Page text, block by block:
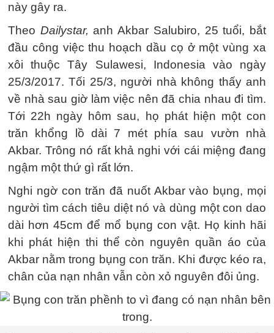
này gây ra.
Theo Dailystar, anh Akbar Salubiro, 25 tuổi, bắt
đầu công việc thu hoạch dầu cọ ở một vùng xa
xôi thuộc Tây Sulawesi, Indonesia vào ngày
25/3/2017. Tối 25/3, người nhà không thấy anh
về nhà sau giờ làm việc nên đã chia nhau đi tìm.
Tới 22h ngày hôm sau, họ phát hiện một con
trăn khổng lồ dài 7 mét phía sau vườn nhà
Akbar. Trông nó rất khả nghi với cái miệng đang
ngậm một thứ gì rất lớn.
Nghi ngờ con trăn đã nuốt Akbar vào bụng, mọi
người tìm cách tiêu diệt nó và dùng một con dao
dài hơn 45cm để mổ bụng con vật. Họ kinh hãi
khi phát hiện thi thể còn nguyên quần áo của
Akbar nằm trong bụng con trăn. Khi được kéo ra,
chân của nạn nhân vẫn còn xỏ nguyên đôi ủng.